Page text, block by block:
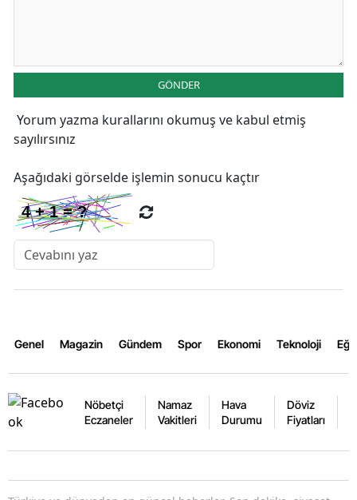
GÖNDER
Yorum yazma kurallarını okumuş ve kabul etmiş
sayılırsınız
Aşağıdaki görselde işlemin sonucu kaçtır
Genel Magazin Gündem Spor Ekonomi Teknoloji
Nöbetçi
Eczaneler
Namaz
Vakitleri
Hava
Durumu
Döviz
Fiyatları